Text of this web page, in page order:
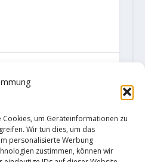
um Geräteinformationen zu
Wir tun dies, um das
personalisierte Werbung
zustimmen, können wir
NÄCHSTE